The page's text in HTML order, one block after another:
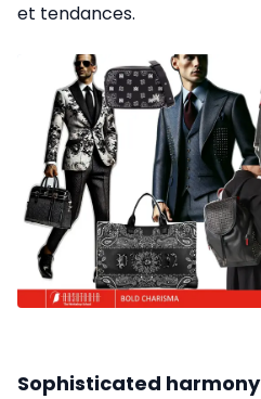
et tendances.
Sophisticated harmony